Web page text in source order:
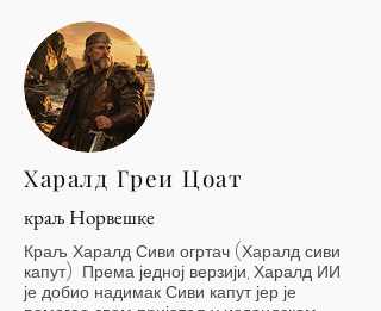
Харалд Греи Цоат
краљ Норвешке
Краљ Харалд Сиви огртач (Харалд сиви
капут) Према једној верзији, Харалд ИИ
је добио надимак Сиви капут јер је